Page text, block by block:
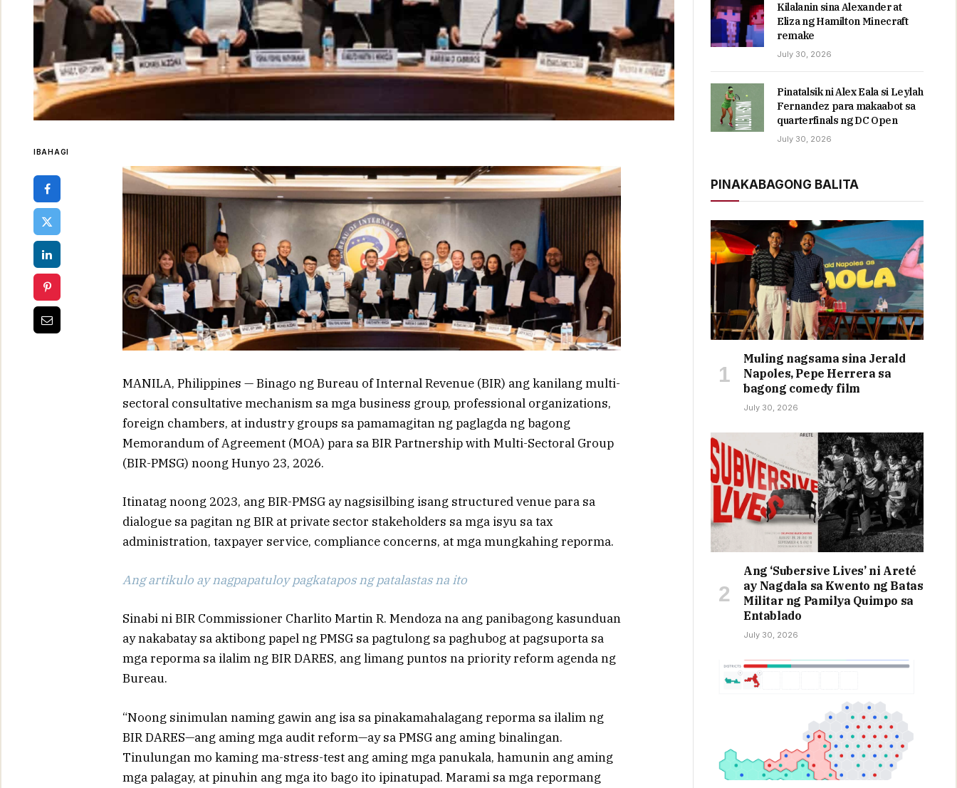
IBAHAGI
MANILA, Philippines — Binago ng Bureau of Internal Revenue (BIR) ang kanilang multi-
sectoral consultative mechanism sa mga business group, professional organizations,
foreign chambers, at industry groups sa pamamagitan ng paglagda ng bagong
Memorandum of Agreement (MOA) para sa BIR Partnership with Multi-Sectoral Group
(BIR-PMSG) noong Hunyo 23, 2026.
Itinatag noong 2023, ang BIR-PMSG ay nagsisilbing isang structured venue para sa
dialogue sa pagitan ng BIR at private sector stakeholders sa mga isyu sa tax
administration, taxpayer service, compliance concerns, at mga mungkahing reporma.
Ang artikulo ay nagpapatuloy pagkatapos ng patalastas na ito
Sinabi ni BIR Commissioner Charlito Martin R. Mendoza na ang panibagong kasunduan
ay nakabatay sa aktibong papel ng PMSG sa pagtulong sa paghubog at pagsuporta sa
mga reporma sa ilalim ng BIR DARES, ang limang puntos na priority reform agenda ng
Bureau.
“Noong sinimulan naming gawin ang isa sa pinakamahalagang reporma sa ilalim ng
BIR DARES—ang aming mga audit reform—ay sa PMSG ang aming binalingan.
Tinulungan mo kaming ma-stress-test ang aming mga panukala, hamunin ang aming
mga palagay, at pinuhin ang mga ito bago ito ipinatupad. Marami sa mga repormang
Kilalanin sina Alexander at
Eliza ng Hamilton Minecraft
remake
July 30, 2026
Pinatalsik ni Alex Eala si Leylah
Fernandez para makaabot sa
quarterfinals ng DC Open
July 30, 2026
PINAKABAGONG BALITA
Muling nagsama sina Jerald
Napoles, Pepe Herrera sa
bagong comedy film
July 30, 2026
Ang ‘Subersive Lives’ ni Areté
ay Nagdala sa Kwento ng Batas
Militar ng Pamilya Quimpo sa
Entablado
July 30, 2026